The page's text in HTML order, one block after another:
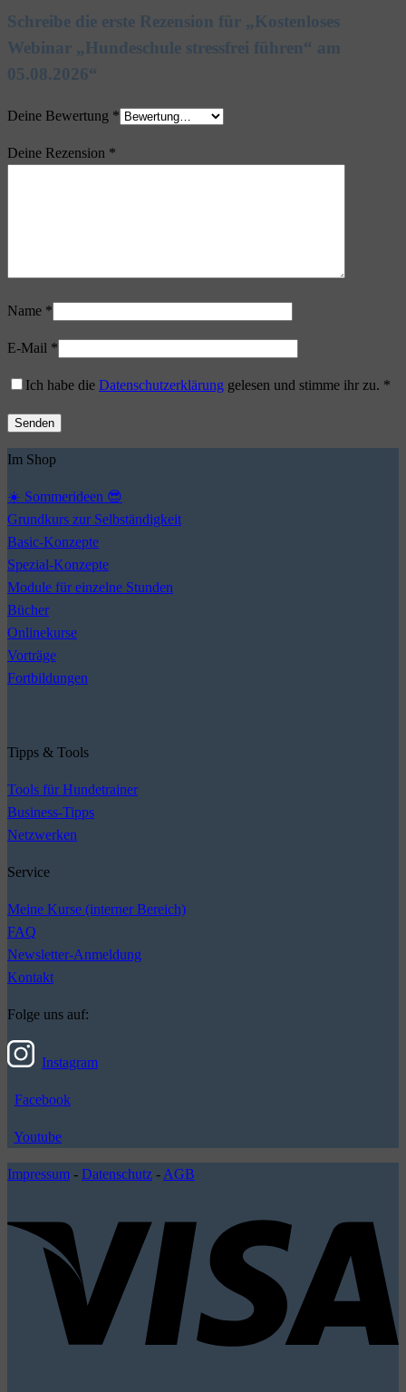
Schreibe die erste Rezension für „Kostenloses
Webinar „Hundeschule stressfrei führen“ am
05.08.2026“
Deine Bewertung *
Deine Rezension *
Name *
E-Mail *
Ich habe die Datenschutzerklärung gelesen und stimme ihr zu. *
Im Shop
☀️ Sommerideen 😎
Grundkurs zur Selbständigkeit
Basic-Konzepte
Spezial-Konzepte
Module für einzelne Stunden
Bücher
Onlinekurse
Vorträge
Fortbildungen
Tipps & Tools
Tools für Hundetrainer
Business-Tipps
Netzwerken
Service
Meine Kurse (interner Bereich)
FAQ
Newsletter-Anmeldung
Kontakt
Folge uns auf:
Instagram
Facebook
Youtube
Impressum - Datenschutz - AGB